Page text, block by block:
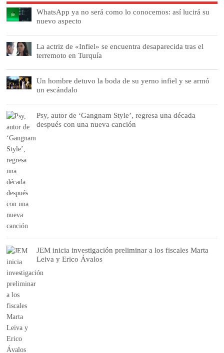
WhatsApp ya no será como lo conocemos: así lucirá su
nuevo aspecto
La actriz de «Infiel» se encuentra desaparecida tras el
terremoto en Turquía
Un hombre detuvo la boda de su yerno infiel y se armó
un escándalo
Psy, autor de ‘Gangnam Style’, regresa una década
después con una nueva canción
JEM inicia investigación preliminar a los fiscales Marta
Leiva y Erico Ávalos